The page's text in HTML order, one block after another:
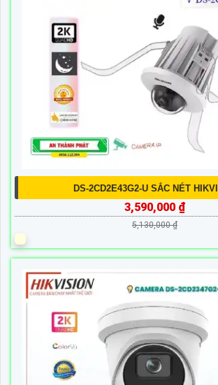
DS-2CD2E43G2-U SẮC NÉT
3,590,000 ₫
5,130,000 ₫